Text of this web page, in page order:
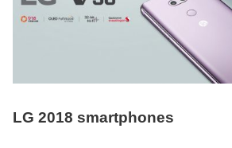
LG 2018 smartphones